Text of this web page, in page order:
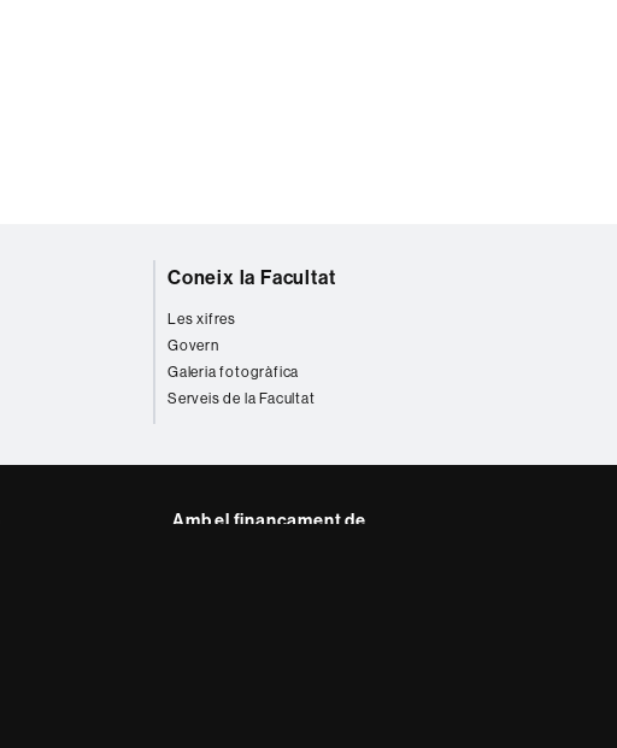
Coneix la Facultat
Les xifres
Govern
Galeria fotogràfica
Serveis de la Facultat
Amb el finançament de